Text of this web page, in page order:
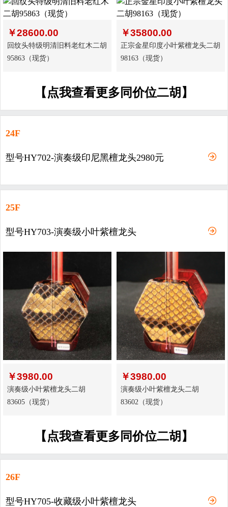
￥28600.00
回纹头特级明清旧料老红木二胡
95863（现货）
￥35800.00
正宗金星印度小叶紫檀龙头二胡
98163（现货）
【点我查看更多同价位二胡】
24F
型号HY702-演奏级印尼黑檀龙头2980元
25F
型号HY703-演奏级小叶紫檀龙头
￥3980.00
演奏级小叶紫檀龙头二胡
83605（现货）
￥3980.00
演奏级小叶紫檀龙头二胡
83602（现货）
【点我查看更多同价位二胡】
26F
型号HY705-收藏级小叶紫檀龙头